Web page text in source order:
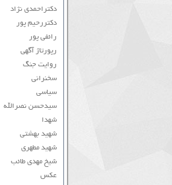
دکتراحمدی نژاد
دکتررحیم پور
رائفی پور
رپورتاژ آگهی
روایت جنگ
سخنرانی
سیاسی
سیدحسن نصرالله
شهدا
شهید بهشتی
شهید مطهری
شیخ مهدی طائب
عکس